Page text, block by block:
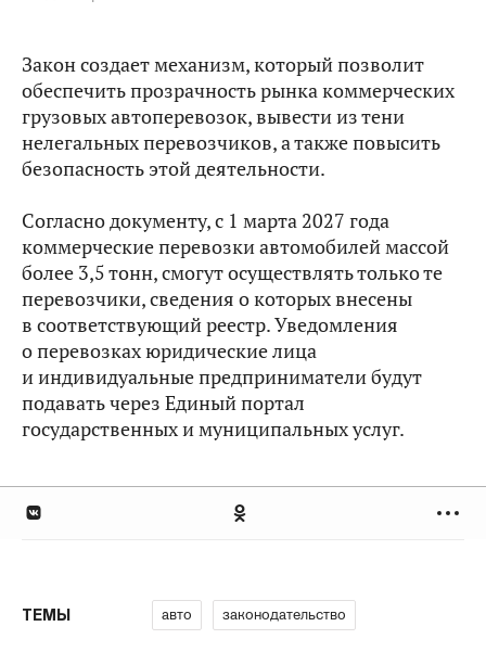
Закон создает механизм, который позволит
обеспечить прозрачность рынка коммерческих
грузовых автоперевозок, вывести из тени
нелегальных перевозчиков, а также повысить
безопасность этой деятельности.
Согласно документу, с 1 марта 2027 года
коммерческие перевозки автомобилей массой
более 3,5 тонн, смогут осуществлять только те
перевозчики, сведения о которых внесены
в соответствующий реестр. Уведомления
о перевозках юридические лица
и индивидуальные предприниматели будут
подавать через Единый портал
государственных и муниципальных услуг.
ТЕМЫ авто законодательство